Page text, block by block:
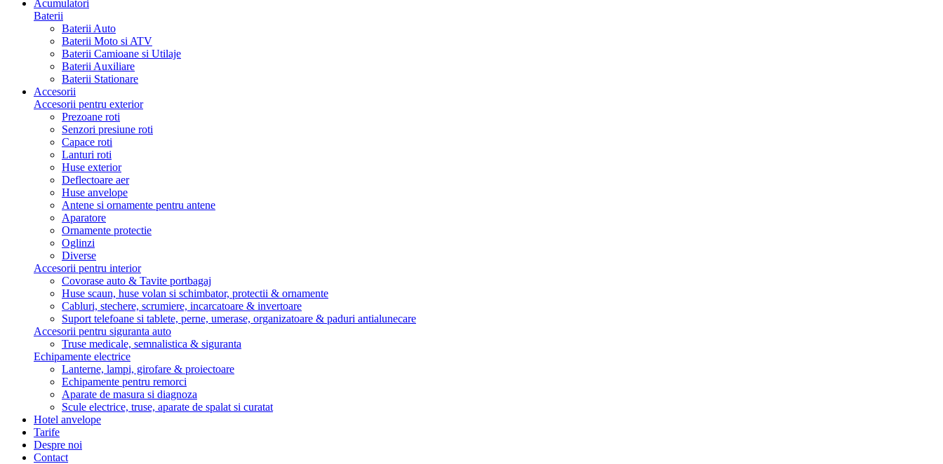
Acumulatori
Baterii
Baterii Auto
Baterii Moto si ATV
Baterii Camioane si Utilaje
Baterii Auxiliare
Baterii Stationare
Accesorii
Accesorii pentru exterior
Prezoane roti
Senzori presiune roti
Capace roti
Lanturi roti
Huse exterior
Deflectoare aer
Huse anvelope
Antene si ornamente pentru antene
Aparatore
Ornamente protectie
Oglinzi
Diverse
Accesorii pentru interior
Covorase auto & Tavite portbagaj
Huse scaun, huse volan si schimbator, protectii & ornamente
Cabluri, stechere, scrumiere, incarcatoare & invertoare
Suport telefoane si tablete, perne, umerase, organizatoare & paduri antialunecare
Accesorii pentru siguranta auto
Truse medicale, semnalistica & siguranta
Echipamente electrice
Lanterne, lampi, girofare & proiectoare
Echipamente pentru remorci
Aparate de masura si diagnoza
Scule electrice, truse, aparate de spalat si curatat
Hotel anvelope
Tarife
Despre noi
Contact